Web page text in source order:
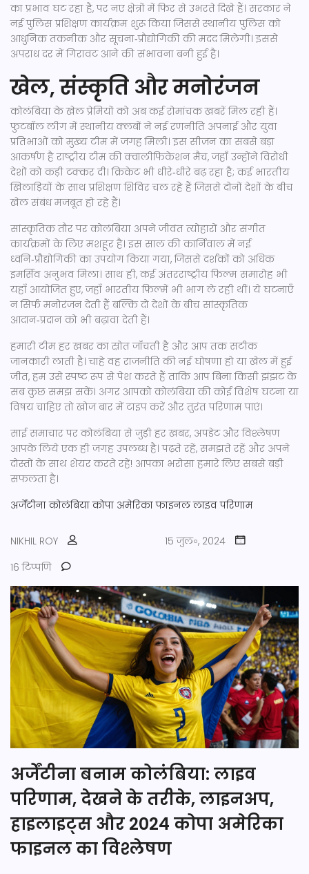
का प्रभाव घट रहा है, पर नए क्षेत्रों में फिर से उभरते दिखे हैं। सरकार ने
नई पुलिस प्रशिक्षण कार्यक्रम शुरू किया जिससे स्थानीय पुलिस को
आधुनिक तकनीक और सूचना‑प्रौद्योगिकी की मदद मिलेगी। इससे
अपराध दर में गिरावट आने की संभावना बनी हुई है।
खेल, संस्कृति और मनोरंजन
कोलंबिया के खेल प्रेमियों को अब कई रोमांचक खबरें मिल रही हैं।
फुटबॉल लीग में स्थानीय क्लबों ने नई रणनीति अपनाई और युवा
प्रतिभाओं को मुख्य टीम में जगह मिली। इस सीज़न का सबसे बड़ा
आकर्षण है राष्ट्रीय टीम की क्वालीफिकेशन मैच, जहाँ उन्होंने विरोधी
देशों को कड़ी टक्कर दी। क्रिकेट भी धीरे‑धीरे बढ़ रहा है; कई भारतीय
खिलाड़ियों के साथ प्रशिक्षण शिविर चल रहे हैं जिससे दोनों देशों के बीच
खेल संबंध मजबूत हो रहे हैं।
सांस्कृतिक तौर पर कोलंबिया अपने जीवंत त्योहारों और संगीत
कार्यक्रमों के लिए मशहूर है। इस साल की कार्निवाल में नई
ध्वनि‑प्रौद्योगिकी का उपयोग किया गया, जिससे दर्शकों को अधिक
इमर्सिव अनुभव मिला। साथ ही, कई अंतरराष्ट्रीय फिल्म समारोह भी
यहाँ आयोजित हुए, जहाँ भारतीय फ़िल्में भी भाग ले रही थीं। ये घटनाएँ
न सिर्फ मनोरंजन देती हैं बल्कि दो देशों के बीच सांस्कृतिक
आदान‑प्रदान को भी बढ़ावा देती हैं।
हमारी टीम हर खबर का स्रोत जाँचती है और आप तक सटीक
जानकारी लाती है। चाहे वह राजनीति की नई घोषणा हो या खेल में हुई
जीत, हम उसे स्पष्ट रूप से पेश करते हैं ताकि आप बिना किसी झंझट के
सब कुछ समझ सकें। अगर आपको कोलंबिया की कोई विशेष घटना या
विषय चाहिए तो खोज बार में टाइप करें और तुरंत परिणाम पाएं।
साई समाचार पर कोलंबिया से जुड़ी हर खबर, अपडेट और विश्लेषण
आपके लिये एक ही जगह उपलब्ध है। पढ़ते रहें, समझते रहें और अपने
दोस्तों के साथ शेयर करते रहें! आपका भरोसा हमारे लिए सबसे बड़ी
सफलता है।
अर्जेंटीना कोलंबिया कोपा अमेरिका फाइनल लाइव परिणाम
NIKHIL ROY
15 जुल॰, 2024
16 टिप्पणि
अर्जेंटीना बनाम कोलंबिया: लाइव
परिणाम, देखने के तरीके, लाइनअप,
हाइलाइट्स और 2024 कोपा अमेरिका
फाइनल का विश्लेषण